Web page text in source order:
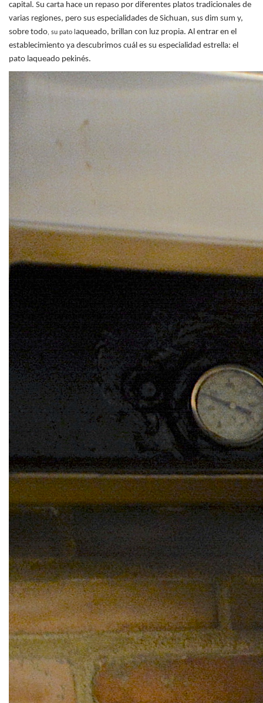
capital. Su carta hace un repaso por diferentes platos tradicionales de
varias regiones, pero sus especialidades de Sichuan, sus dim sum y,
sobre todo, su pato laqueado, brillan con luz propia. Al entrar en el
establecimiento ya descubrimos cuál es su especialidad estrella: el
pato laqueado pekinés.